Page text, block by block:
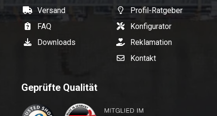
Versand
FAQ
Downloads
Profil-Ratgeber
Konfigurator
Reklamation
Kontakt
Geprüfte Qualität